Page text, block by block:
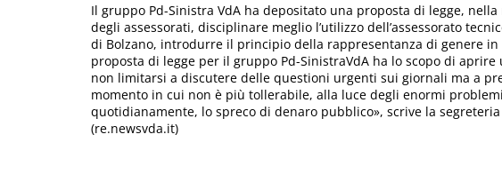
Il gruppo Pd-Sinistra VdA ha depositato una proposta di legge,
degli assessorati, disciplinare meglio l’utilizzo dell’assessorato
di Bolzano, introdurre il principio della rappresentanza di genere
proposta di legge per il gruppo Pd-SinistraVdA ha lo scopo di
non limitarsi a discutere delle questioni urgenti sui giornali ma a
momento in cui non è più tollerabile, alla luce degli enormi
quotidianamente, lo spreco di denaro pubblico», scrive la
(re.newsvda.it)